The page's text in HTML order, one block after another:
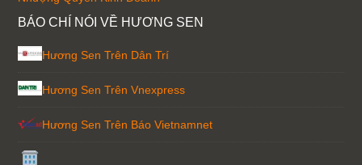
BÁO CHÍ NÓI VỀ HƯƠNG SEN
Hương Sen Trên Dân Trí
Hương Sen Trên Vnexpress
Hương Sen Trên Báo Vietnamnet